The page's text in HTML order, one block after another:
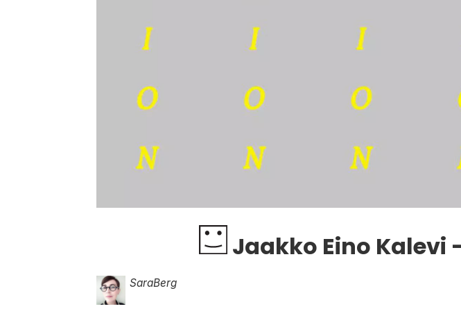
Jaakko Eino Kalevi
SaraBerg